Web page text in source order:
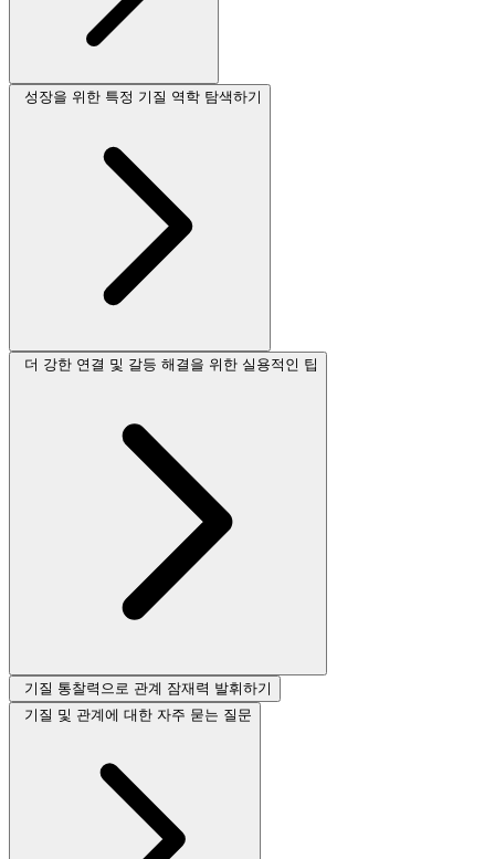
성장을 위한 특정 기질 역학 탐색하기
더 강한 연결 및 갈등 해결을 위한 실용적인 팁
기질 통찰력으로 관계 잠재력 발휘하기
기질 및 관계에 대한 자주 묻는 질문